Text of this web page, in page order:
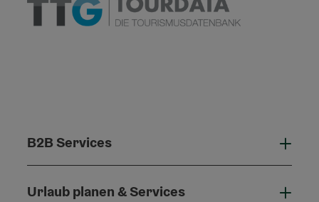
B2B Services
Urlaub planen & Services